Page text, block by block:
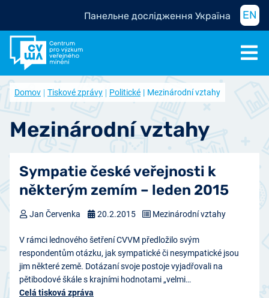
Панельне дослідження Україна EN
Domov Tiskové zprávy Politické Mezinárodní vztahy
Mezinárodní vztahy
Sympatie české veřejnosti k
některým zemím – leden 2015
V rámci lednového šetření CVVM předložilo svým
respondentům otázku, jak sympatické či nesympatické jsou
jim některé země. Dotázaní svoje postoje vyjadřovali na
pětibodové škále s krajními hodnotami „velmi…
Celá tisková zpráva
Jan Červenka 20.2.2015 Mezinárodní vztahy